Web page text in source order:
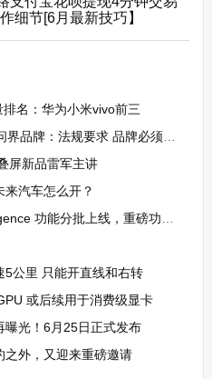
细节[6月最新技巧】
名：华为小米vivo前三
：法规要求 品牌必须生产商所有
屏新品雷军主讲
汽车怎么开？
能分批上线，重磅功能要等到明年
5公里 只能开直线和右转
或后续用于消费级显卡
曝光！6月25日正式发布
之外，又迎来重磅邀请